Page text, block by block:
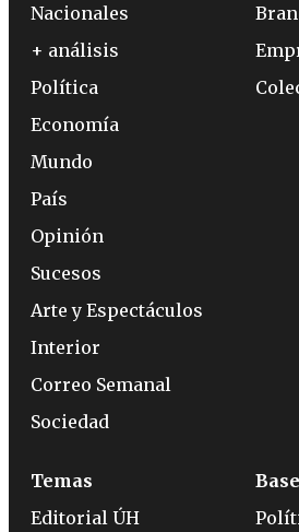
Nacionales
+ análisis
Política
Economía
Mundo
País
Opinión
Sucesos
Arte y Espectáculos
Interior
Correo Semanal
Sociedad
Temas
Editorial ÚH